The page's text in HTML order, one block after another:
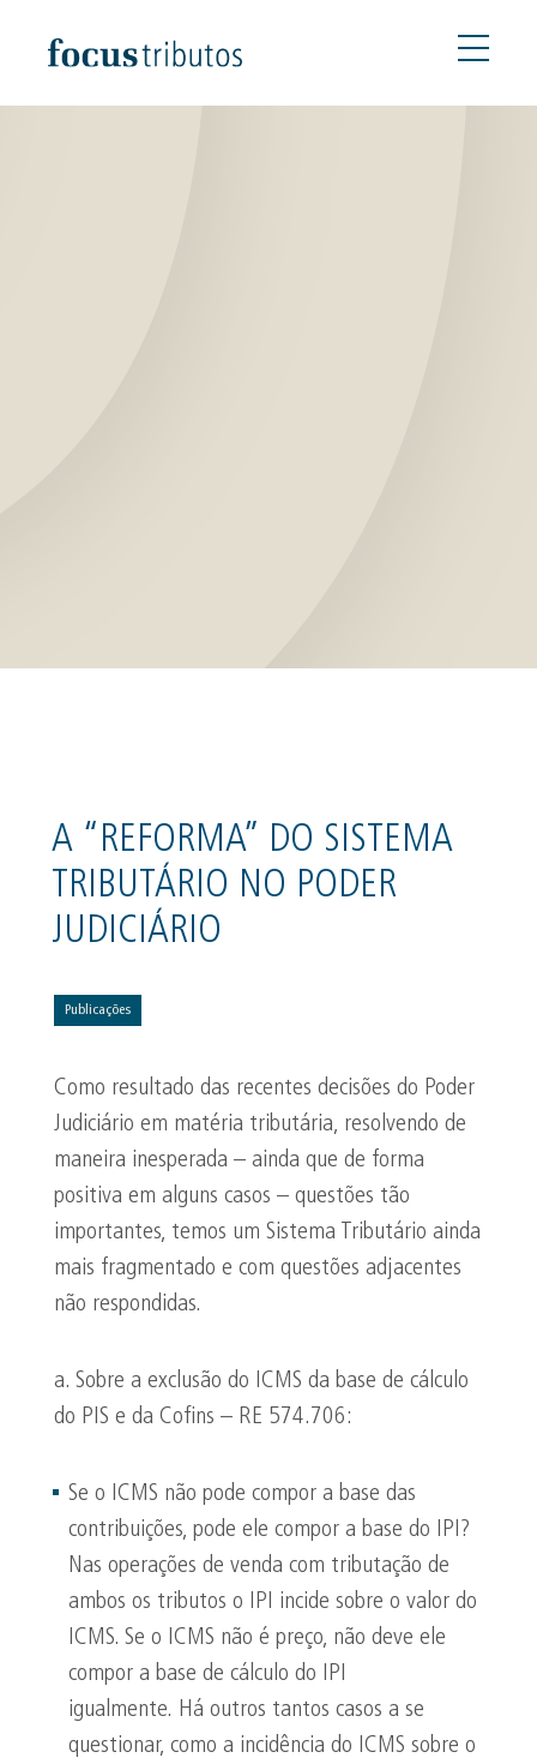
A “REFORMA” DO SISTEMA
TRIBUTÁRIO NO PODER
JUDICIÁRIO
Publicações
Como resultado das recentes decisões do Poder
Judiciário em matéria tributária, resolvendo de
maneira inesperada – ainda que de forma
positiva em alguns casos – questões tão
importantes, temos um Sistema Tributário ainda
mais fragmentado e com questões adjacentes
não respondidas.
a. Sobre a exclusão do ICMS da base de cálculo
do PIS e da Cofins – RE 574.706:
Se o ICMS não pode compor a base das
contribuições, pode ele compor a base do IPI?
Nas operações de venda com tributação de
ambos os tributos o IPI incide sobre o valor do
ICMS. Se o ICMS não é preço, não deve ele
compor a base de cálculo do IPI
igualmente. Há outros tantos casos a se
questionar, como a incidência do ICMS sobre o